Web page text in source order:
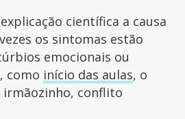
científica a causa
os sintomas estão
emocionais ou
como início das aulas, o
irmãozinho, conflito